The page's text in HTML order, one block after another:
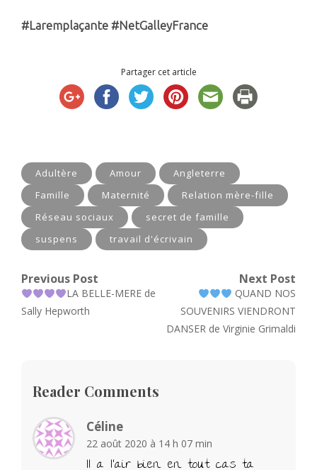
#Laremplaçante #NetGalleyFrance
Partager cet article
Adultère Amour
Angleterre
Famille
Maternité
Relation mère-fille
Réseau sociaux
secret de famille
suspens
travail d'écrivain
Navigation
de
Previous Post
Previous
post:
LA BELLE-MERE de
Sally Hepworth
Next Post
Next
post:
QUAND NOS
SOUVENIRS VIENDRONT
DANSER de Virginie Grimaldi
Reader Comments
Céline
22 août 2020 à 14 h 07 min